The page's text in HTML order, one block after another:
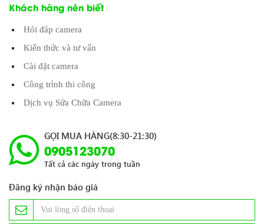
Khách hàng nên biết
Hỏi đáp camera
Kiến thức và tư vấn
Cài đặt camera
Công trình thi công
Dịch vụ Sửa Chữa Camera
GỌI MUA HÀNG(8:30-21:30)
0905123070
Tất cả các ngày trong tuần
Đăng ký nhận báo giá